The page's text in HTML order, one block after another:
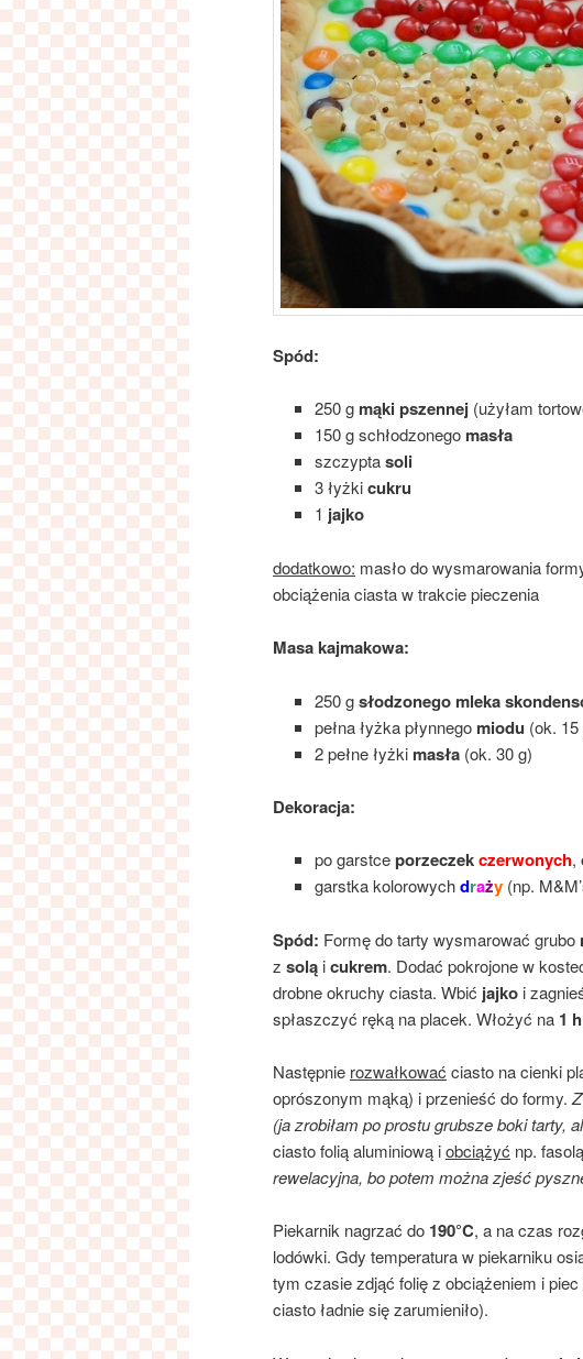
Spód:
250 g mąki pszennej(użyłam
150 g schłodzonego masła
szczyptasoli
3 łyżkicukru
1 jajko
dodatkowo: masło do wysmarowania
obciążenia ciasta w trakcie pieczenia
Masa kajmakowa:
250 gsłodzonego mleka
pełna łyżka płynnego miodu (ok. 15
2 pełne łyżki masła(ok. 30 g)
Dekoracja:
po garstceporzeczek czerwonych,
garstka kolorowychdraży(np.
Spód: Formę do tarty wysmarować grubo
z solą icukrem. Dodać pokrojone w
drobne okruchy ciasta. Wbić jajko i
spłaszczyć ręką na placek. Włożyć na 1 h
Następnie rozwałkować ciasto na cienki
oprószonym mąką) i przenieść do formy.
(ja zrobiłam po prostu grubsze boki tarty,
ciasto folią aluminiową iobciążyć np.
rewelacyjna, bo potem można zjeść
Piekarnik nagrzać do 190°C, a na czas
lodówki. Gdy temperatura w piekarniku
tym czasie zdjąć folię z obciążeniem i piec
ciasto ładnie się zarumieniło).